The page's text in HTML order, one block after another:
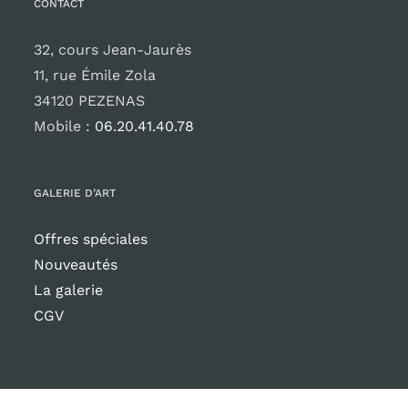
CONTACT
32, cours Jean-Jaurès
11, rue Émile Zola
34120 PEZENAS
Mobile : 06.20.41.40.78
GALERIE D’ART
Offres spéciales
Nouveautés
La galerie
CGV